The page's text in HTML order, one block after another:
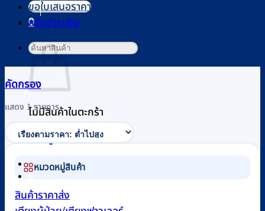
0
ไม่มีสินค้าในตะกร้า
กลับสู่หน้าร้านค้า
0
ขอใบเสนอราคา
แจ้งชำระเงิน
ค้นหา:
คัดกรอง
แสดง 1 รายการ
หมวดหมู่สินค้า
สินค้าราคาส่ง